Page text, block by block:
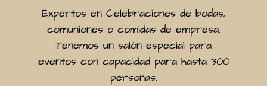
Expertos en Celebraciones de bodas,
comuniones o comidas de empresa.
Tenemos un salón especial para
eventos con capacidad para hasta 300
personas.